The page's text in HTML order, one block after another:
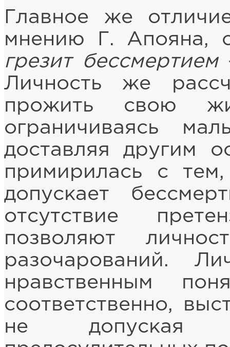
Главное же
мнению Г. Апояна,
грезит бессмертием
Личность же
прожить свою
ограничиваясь
доставляя другим
примирилась с
допускает
отсутствие
позволяют
разочарований.
нравственным
соответственно,
не допуская